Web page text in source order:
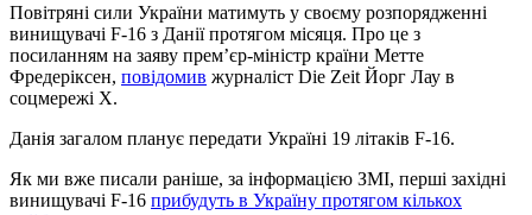
Повітряні сили України матимуть у своєму розпорядженні
винищувачі F-16 з Данії протягом місяця. Про це з
посиланням на заяву премʼєр-міністр країни Метте
Фредеріксен, повідомив журналіст Die Zeit Йорг Лау в
соцмережі Х.
Данія загалом планує передати Україні 19 літаків F-16.
Як ми вже писали раніше, за інформацією ЗМІ, перші західні
винищувачі F-16 прибудуть в Україну протягом кількох